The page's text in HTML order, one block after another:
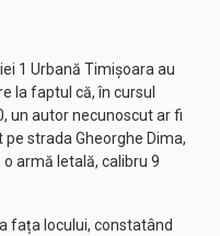
1 Urbană Timișoara au
la faptul că, în cursul
un autor necunoscut ar fi
strada Gheorghe Dima,
armă letală, calibru 9
fața locului, constatând